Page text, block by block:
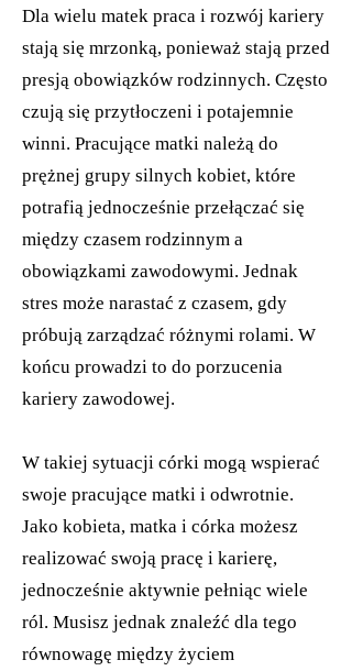
Dla wielu matek praca i rozwój kariery
stają się mrzonką, ponieważ stają przed
presją obowiązków rodzinnych. Często
czują się przytłoczeni i potajemnie
winni. Pracujące matki należą do
prężnej grupy silnych kobiet, które
potrafią jednocześnie przełączać się
między czasem rodzinnym a
obowiązkami zawodowymi. Jednak
stres może narastać z czasem, gdy
próbują zarządzać różnymi rolami. W
końcu prowadzi to do porzucenia
kariery zawodowej.
W takiej sytuacji córki mogą wspierać
swoje pracujące matki i odwrotnie.
Jako kobieta, matka i córka możesz
realizować swoją pracę i karierę,
jednocześnie aktywnie pełniąc wiele
ról. Musisz jednak znaleźć dla tego
równowagę między życiem